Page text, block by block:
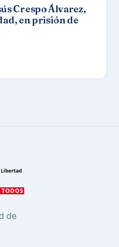
Crespo Álvarez,
en prisión de
de